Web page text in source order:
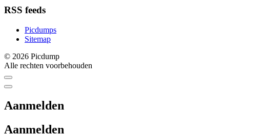
RSS feeds
Picdumps
Sitemap
© 2026 Picdump
Alle rechten voorbehouden
Aanmelden
Aanmelden